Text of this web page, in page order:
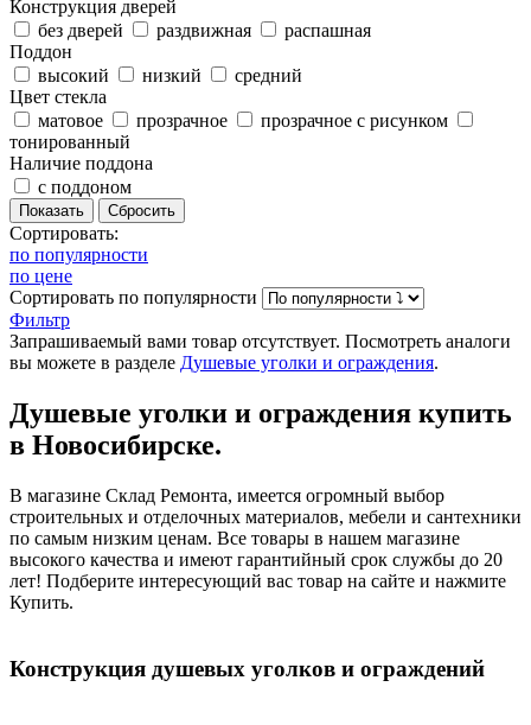
Конструкция дверей
без дверей
раздвижная
распашная
Поддон
высокий
низкий
средний
Цвет стекла
матовое
прозрачное
прозрачное с рисунком
тонированный
Наличие поддона
с поддоном
Сортировать:
по популярности
по цене
Сортировать по популярности
Фильтр
Запрашиваемый вами товар отсутствует. Посмотреть аналоги
вы можете в разделе Душевые уголки и ограждения.
Душевые уголки и ограждения купить
в Новосибирске.
В магазине Склад Ремонта, имеется огромный выбор
строительных и отделочных материалов, мебели и сантехники
по самым низким ценам. Все товары в нашем магазине
высокого качества и имеют гарантийный срок службы до 20
лет! Подберите интересующий вас товар на сайте и нажмите
Купить.
Конструкция душевых уголков и ограждений